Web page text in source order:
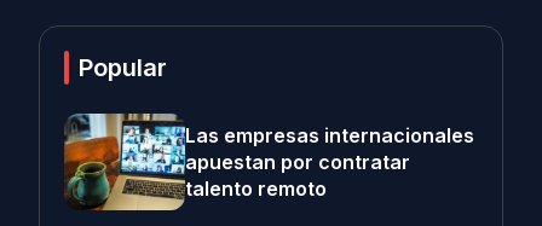
Popular
Las empresas internacionales
apuestan por contratar
talento remoto